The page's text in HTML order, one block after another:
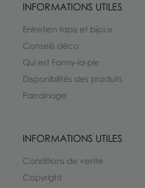
INFORMATIONS UTILES
Entretien tapis et bijoux
Conseils déco
Qui est Fanny-la-pie
Disponibilités des produits
Parrainage
INFORMATIONS UTILES
Conditions de vente
Copyright